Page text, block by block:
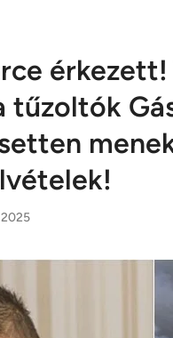
érkezett!
tűzoltók